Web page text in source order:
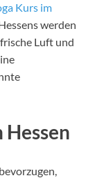
Kurs im
werden
Luft und